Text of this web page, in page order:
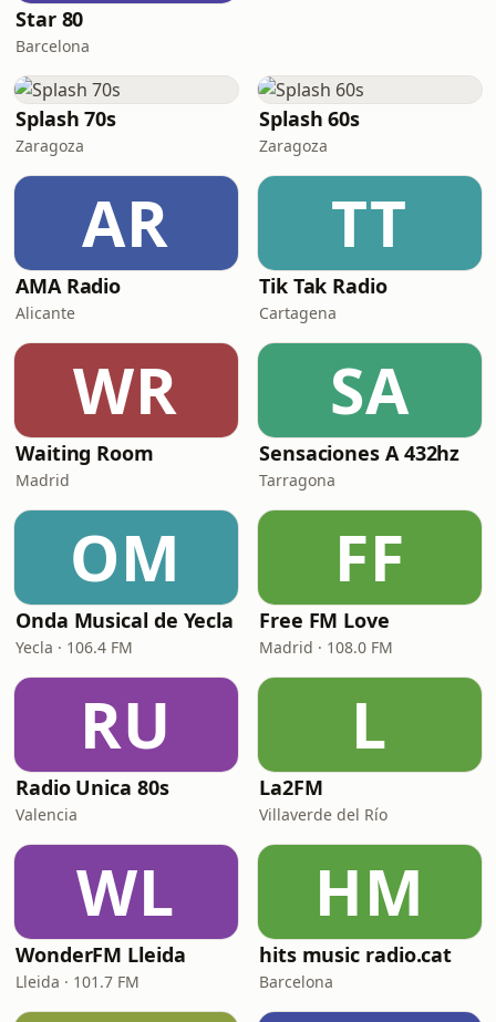
Star 80
Barcelona
Splash 70s
Zaragoza
Splash 60s
Zaragoza
AR
AMA Radio
Alicante
TT
Tik Tak Radio
Cartagena
WR
Waiting Room
Madrid
SA
Sensaciones A 432hz
Tarragona
OM
Onda Musical de Yecla
Yecla · 106.4 FM
FF
Free FM Love
Madrid · 108.0 FM
RU
Radio Unica 80s
Valencia
L
La2FM
Villaverde del Río
WL
WonderFM Lleida
Lleida · 101.7 FM
HM
hits music radio.cat
Barcelona